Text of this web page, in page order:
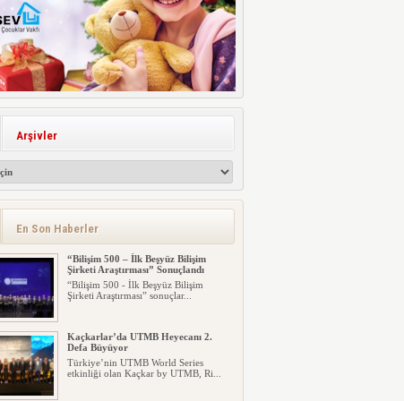
Arşivler
En Son Haberler
“Bilişim 500 – İlk Beşyüz Bilişim
Şirketi Araştırması” Sonuçlandı
“Bilişim 500 - İlk Beşyüz Bilişim
Şirketi Araştırması” sonuçlar...
Kaçkarlar’da UTMB Heyecanı 2.
Defa Büyüyor
Türkiye’nin UTMB World Series
etkinliği olan Kaçkar by UTMB, Ri...